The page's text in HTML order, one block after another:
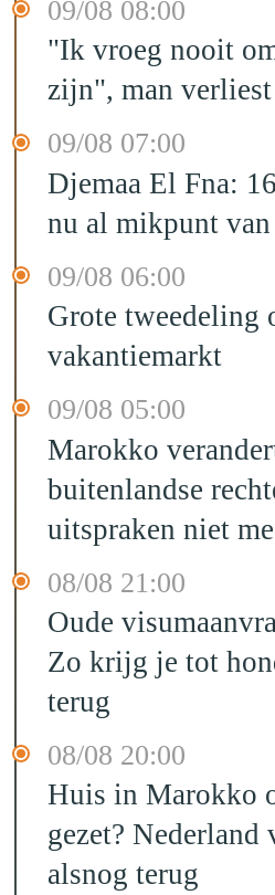
09/08 08:00
"Ik vroeg nooit
zijn", man
09/08 07:00
Djemaa El Fna:
nu al mikpunt
09/08 06:00
Grote tweedeling
vakantiemarkt
09/08 05:00
Marokko
buitenlandse
uitspraken niet
08/08 21:00
Oude
Zo krijg je tot
terug
08/08 20:00
Huis in Marokko
gezet?
alsnog terug